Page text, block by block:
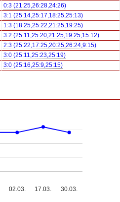
0:3 (21:25,26:28,24:26)
3:1 (25:14,25:17,18:25,25:13)
1:3 (18:25,25:22,21:25,19:25)
3:2 (25:11,25:20,21:25,19:25,15:12)
2:3 (25:22,17:25,20:25,26:24,9:15)
3:0 (25:11,25:23,25:19)
3:0 (25:16,25:9,25:15)
02.03. 17.03. 30.03.